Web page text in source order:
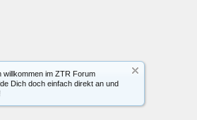
willkommen im ZTR Forum
Dich doch einfach direkt an und